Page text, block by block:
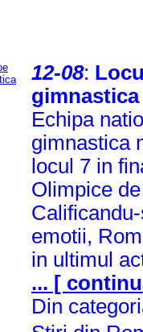
12-08:
Echipa
gimnastica
locul 7 in
Olimpice
emotii,
in ultimul
... [
Din